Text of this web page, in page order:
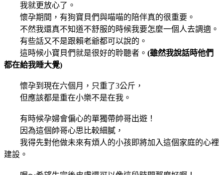
我就更放心了。
懷孕期間，有狗寶貝們與喵喵的陪伴真的很重要。
不然我還真不知道不舒服的時候我要怎麼一個人去調適。
有些話又不是跟賴老爺都可以說的。
這時候小寶貝們就是很好的聆聽者。 (雖然我說話時他們
都在給我睡大覺)
懷孕到現在六個月，只重了3公斤，
但應該都是重在小樂不是在我。
有時候孕婦會偏心的單獨帶帥哥出遊！
因為這個帥哥心思比較細膩，
我得先對他做未來有煩人的小孩即將加入這個家庭的心裡
建設。